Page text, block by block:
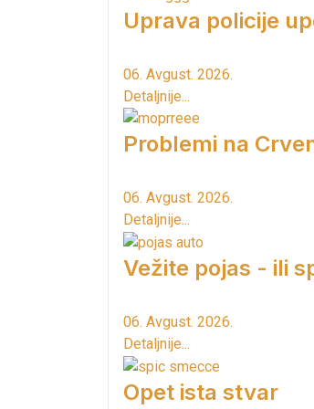
Uprava policije
06. Avgust. 2026.
Detaljnije...
Problemi na
06. Avgust. 2026.
Detaljnije...
Vežite pojas - ili
06. Avgust. 2026.
Detaljnije...
Opet ista stvar